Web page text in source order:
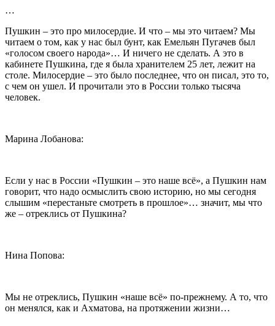
…
Пушкин – это про милосердие. И что – мы это читаем? Мы
читаем о том, как у нас был бунт, как Емельян Пугачев был
«голосом своего народа»… И ничего не сделать. А это в
кабинете Пушкина, где я была хранителем 25 лет, лежит на
столе. Милосердие – это было последнее, что он писал, это то,
с чем он ушел. И прочитали это в России только тысяча
человек.
Марина Лобанова:
Если у нас в России «Пушкин – это наше всё», а Пушкин нам
говорит, что надо осмыслить свою историю, но мы сегодня
слышим «перестаньте смотреть в прошлое»… значит, мы что
же – отреклись от Пушкина?
Нина Попова:
Мы не отреклись, Пушкин «наше всё» по-прежнему. А то, что
он менялся, как и Ахматова, на протяжении жизни…